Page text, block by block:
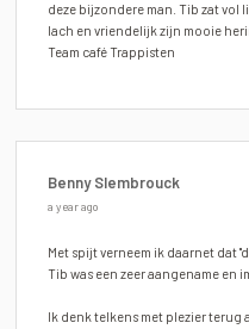
deze bijzondere man. Tib zat
lach en vriendelijk zijn mooie
Team café Trappisten
Benny Slembrouck
a year ago
Met spijt verneem ik daarnet dat
Tib was een zeer aangename en
Ik denk telkens met plezier terug